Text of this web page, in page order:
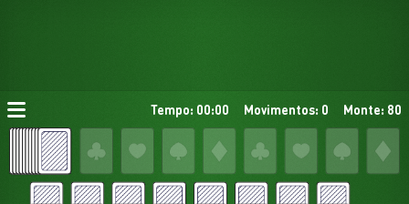
Tempo: 00:00 Movimentos: 0 Monte: 80